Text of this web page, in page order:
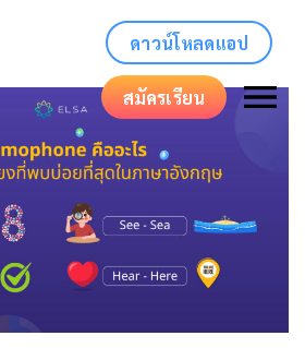
ดาวน์โหลดแอป
สมัครเรียน